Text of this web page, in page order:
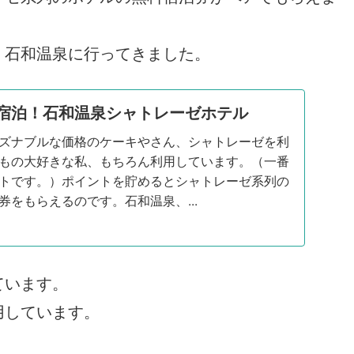
和温泉に行ってきました。
泊！石和温泉シャトレーゼホテル
ナブルな価格のケーキやさん、シャトレーゼを利
の大好きな私、もちろん利用しています。（一番
です。）ポイントを貯めるとシャトレーゼ系列の
をもらえるのです。石和温泉、...
ます。
ています。